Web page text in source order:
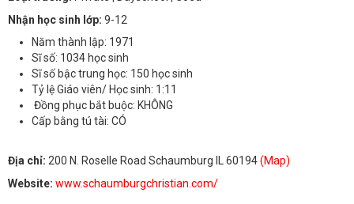
Nhận học sinh lớp: 9-12
Năm thành lập: 1971
Sĩ số: 1034 học sinh
Sĩ số bậc trung học: 150 học sinh
Tỷ lệ Giáo viên/ Học sinh: 1:11
Đồng phục bắt buộc: KHÔNG
Cấp bằng tú tài: CÓ
Địa chỉ: 200 N. Roselle Road Schaumburg IL 60194(Map)
Website: www.schaumburgchristian.com/